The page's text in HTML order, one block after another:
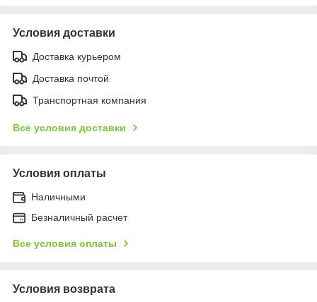
Условия доставки
Доставка курьером
Доставка почтой
Транспортная компания
Все условия доставки
Условия оплаты
Наличными
Безналичный расчет
Все условия оплаты
Условия возврата